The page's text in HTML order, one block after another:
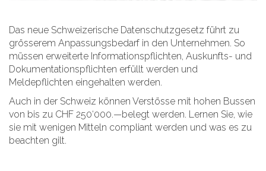
Das neue Schweizerische Datenschutzgesetz führt zu
grösserem Anpassungsbedarf in den Unternehmen. So
müssen erweiterte Informationspflichten, Auskunfts- und
Dokumentationspflichten erfüllt werden und
Meldepflichten eingehalten werden.
Auch in der Schweiz können Verstösse mit hohen Bussen
von bis zu CHF 250‘000.—belegt werden. Lernen Sie, wie
sie mit wenigen Mitteln compliant werden und was es zu
beachten gilt.